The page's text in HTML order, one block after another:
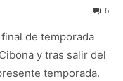
6
de temporada
y tras salir del
temporada.